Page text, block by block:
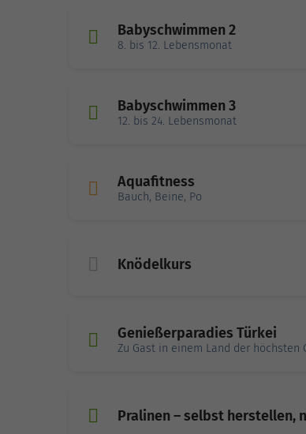
Babyschwimmen 2
8. bis 12. Lebensmonat
Babyschwimmen 3
12. bis 24. Lebensmonat
Aquafitness
Bauch, Beine, Po
Knödelkurs
Genießerparadies Türkei
Zu Gast in einem Land der höchsten
Pralinen – selbst herstellen,